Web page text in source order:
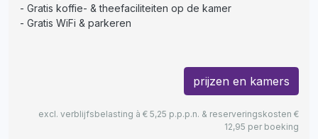
Gratis koffie- & theefaciliteiten op de kamer
Gratis WiFi & parkeren
prijzen en kamers
excl. verblijfsbelasting à € 5,25 p.p.p.n. & reserveringskosten €
12,95 per boeking